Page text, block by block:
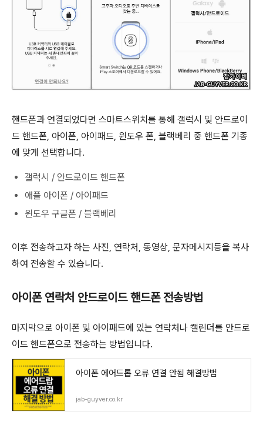
핸드폰과 연결되었다면 스마트스위치를 통해 갤럭시 및 안드로이
드 핸드폰, 아이폰, 아이패드, 윈도우 폰, 블랙베리 중 핸드폰 기종
에 맞게 선택합니다.
갤럭시 / 안드로이드 핸드폰
애플 아이폰 / 아이패드
윈도우 구글폰 / 블랙베리
이후 전송하고자 하는 사진, 연락처, 동영상, 문자메시지등을 복사
하여 전송할 수 있습니다.
아이폰 연락처 안드로이드 핸드폰 전송방법
마지막으로 아이폰 및 아이패드에 있는 연락처나 캘린더를 안드로
이드 핸드폰으로 전송하는 방법입니다.
아이폰 에어드롭 오류 연결 안됨 해결방법
jab-guyver.co.kr